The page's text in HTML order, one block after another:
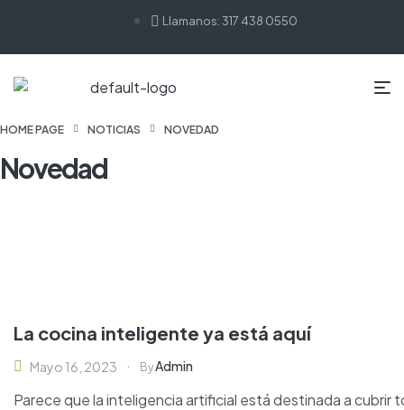
Llamanos: 317 438 0550
HOME PAGE NOTICIAS NOVEDAD
Novedad
La cocina inteligente ya está aquí
Mayo 16, 2023 ByAdmin
Parece que la inteligencia artificial está destinada a cubrir